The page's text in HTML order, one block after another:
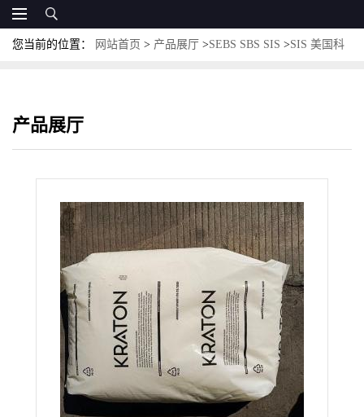
您当前的位置： 网站首页 > 产品展厅 >SEBS SBS SIS >SIS 美国科
产品展厅